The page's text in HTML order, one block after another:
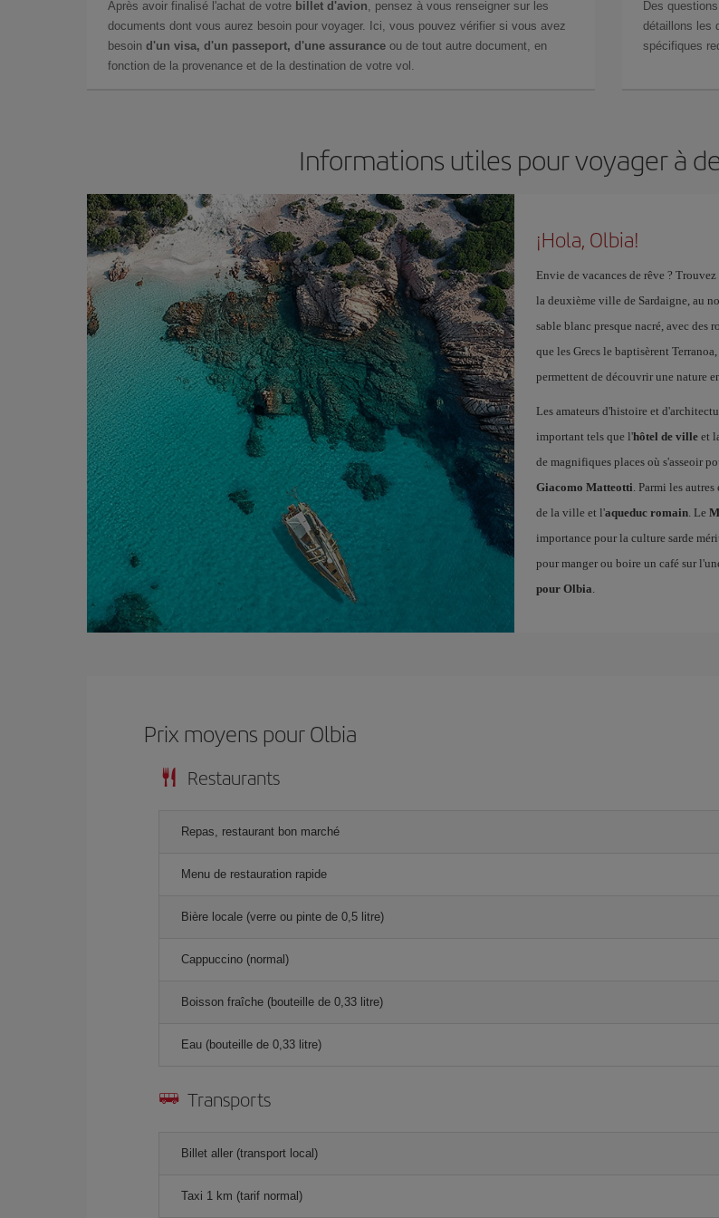
Après avoir finalisé l'achat de votre billet d'avion , pensez à vous renseigner sur les
documents dont vous aurez besoin pour voyager. Ici, vous pouvez vérifier si vous avez
besoin d'un visa, d'un passeport, d'une assurance ou de tout autre document, en
fonction de la provenance et de la destination de votre vol.
Des
détaillons les
spécifiques
Informations utiles pour voyager à
¡Hola, Olbia!
Envie de vacances de rêve ? Trouvez
la deuxième ville de Sardaigne, au
sable blanc presque nacré, avec des
que les Grecs le baptisèrent
permettent de découvrir une nature
Les amateurs d'histoire et
important tels que l'hôtel de villeet
de magnifiques places où s'asseoir
Giacomo Matteotti . Parmi les
de la ville et l'aqueduc romain. Le
importance pour la culture sarde
pour manger ou boire un café sur
pour Olbia
Prix ​​moyens pour Olbia
Restaurants
Repas, restaurant bon marché
Menu de restauration rapide
Bière locale (verre ou pinte de 0,5 litre)
Cappuccino (normal)
Boisson fraîche (bouteille de 0,33 litre)
Eau (bouteille de 0,33 litre)
Transports
Billet aller (transport local)
Taxi 1 km (tarif normal)